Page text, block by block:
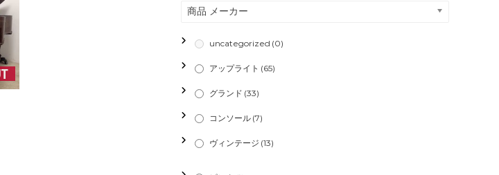
商品 メーカー
uncategorized (0)
アップライト (65)
グランド (33)
コンソール (7)
ヴィンテージ (13)